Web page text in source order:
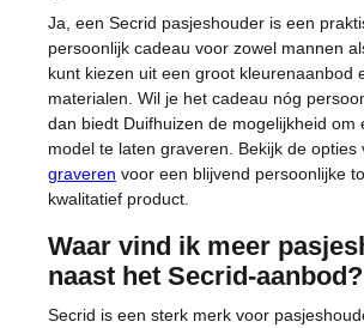
Ja, een Secrid pasjeshouder is een
persoonlijk cadeau voor zowel mannen
kunt kiezen uit een groot kleurenaanbod
materialen. Wil je het cadeau nóg
dan biedt Duifhuizen de mogelijkheid om
model te laten graveren. Bekijk de opties
graveren voor een blijvend persoonlijke
kwalitatief product.
Waar vind ik meer
naast het Secrid-aanbod?
Secrid is een sterk merk voor